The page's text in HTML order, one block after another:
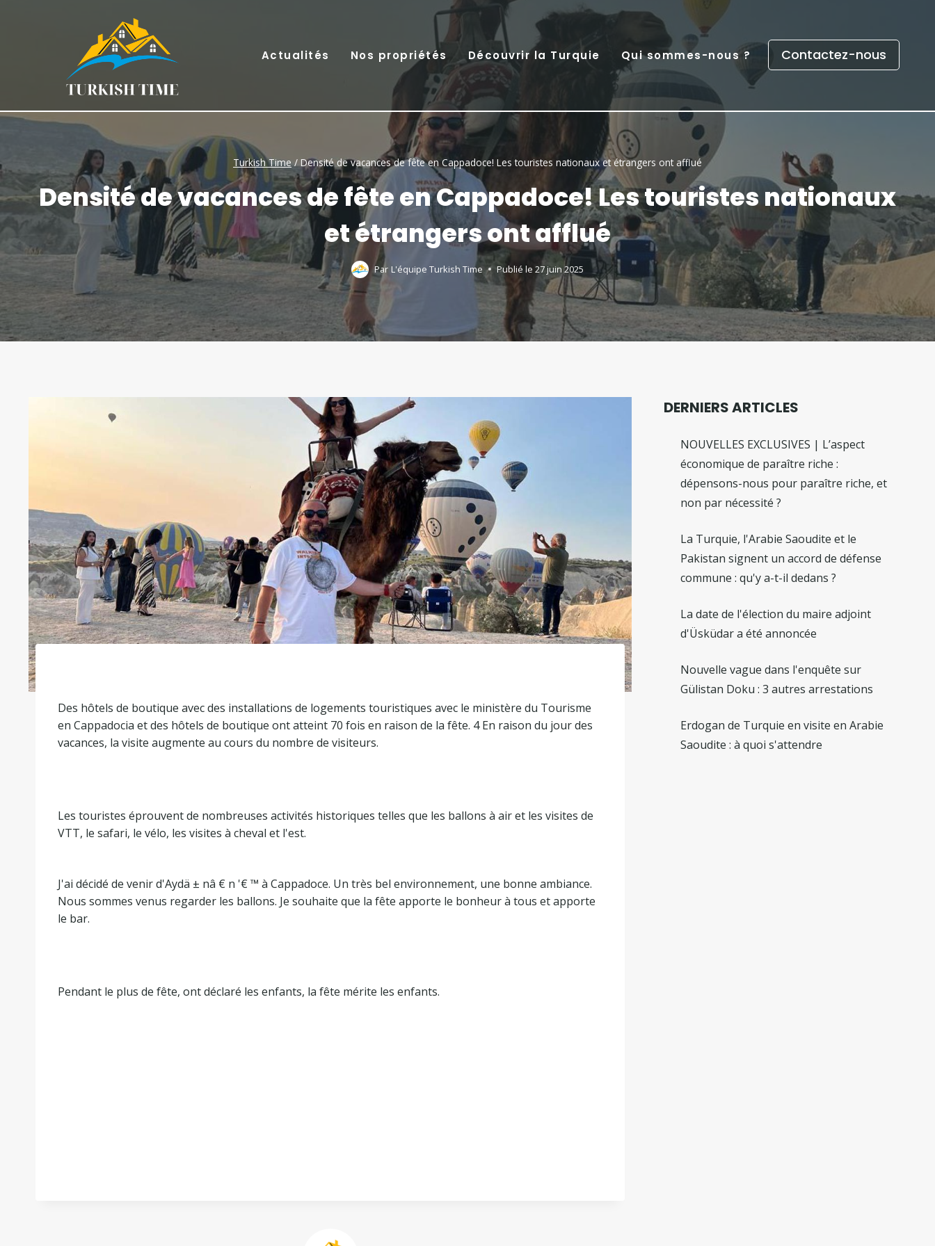
Actualités Nos propriétés Découvrir la Turquie Qui sommes-nous ? Contactez-nous
Turkish Time/ Densité de vacances de fête en Cappadoce! Les touristes nationaux et étrangers ont afflué
Densité de vacances de fête en Cappadoce! Les touristes nationaux
et étrangers ont afflué
Par L'équipe Turkish Time Publié le 27 juin 2025
Des hôtels de boutique avec des installations de logements touristiques avec le ministère du Tourisme
en Cappadocia et des hôtels de boutique ont atteint 70 fois en raison de la fête. 4 En raison du jour des
vacances, la visite augmente au cours du nombre de visiteurs.
Les touristes éprouvent de nombreuses activités historiques telles que les ballons à air et les visites de
VTT, le safari, le vélo, les visites à cheval et l'est.
J'ai décidé de venir d'Aydä ± nâ € n '€ ™ à Cappadoce. Un très bel environnement, une bonne ambiance.
Nous sommes venus regarder les ballons. Je souhaite que la fête apporte le bonheur à tous et apporte
le bar.
Pendant le plus de fête, ont déclaré les enfants, la fête mérite les enfants.
DERNIERS ARTICLES
NOUVELLES EXCLUSIVES | L’aspect
économique de paraître riche :
dépensons-nous pour paraître riche, et
non par nécessité ?
La Turquie, l'Arabie Saoudite et le
Pakistan signent un accord de défense
commune : qu'y a-t-il dedans ?
La date de l'élection du maire adjoint
d'Üsküdar a été annoncée
Nouvelle vague dans l'enquête sur
Gülistan Doku : 3 autres arrestations
Erdogan de Turquie en visite en Arabie
Saoudite : à quoi s'attendre